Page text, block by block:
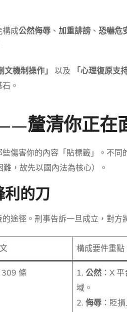
構成公然侮辱 、 加重誹謗 、 恐嚇危
文機制操作」 以及 「心理復原支
。
釐清你正在
傷害你的內容「貼標籤」。不
，故先以國內法為核心）。
的刀
途徑。刑事告訴一旦成立，對方
構成要件重點
條 1. 公然 ：X
域。
2. 侮辱 ：貶